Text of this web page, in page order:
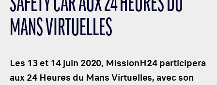
LES CATÉGORIES
PALMARÈS
DÉVELOPPEMENT DURABLE
SEA BY DHL
SAFETY CAR AUX 24 HEURES DU
MANS VIRTUELLES
Les 13 et 14 juin 2020, MissionH24 participera
aux 24 Heures du Mans Virtuelles, avec son